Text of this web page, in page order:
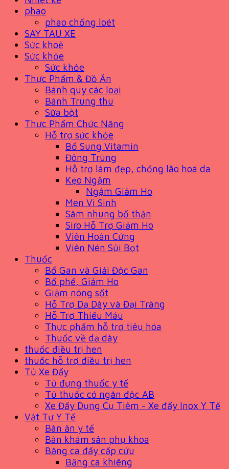
phao
phao chống loét
SAY TAU XE
Sức khoẻ
Sức khỏe
Sức khỏe
Thực Phẩm & Đồ Ăn
Bánh quy các loại
Bánh Trung thu
Sữa bột
Thực Phẩm Chức Năng
Hỗ trợ sức khỏe
Bổ Sung Vitamin
Đông Trùng
Hỗ trợ làm đẹp, chống lão hoá da
Kẹo Ngậm
Ngậm Giảm Ho
Men Vi Sinh
Sâm nhung bổ thận
Siro Hỗ Trợ Giảm Ho
Viên Hoàn Cứng
Viên Nén Sủi Bọt
Thuốc
Bổ Gan và Giải Độc Gan
Bổ phế, Giảm Ho
Giảm nóng sốt
Hỗ Trợ Dạ Dày và Đại Tràng
Hỗ Trợ Thiếu Máu
Thực phẩm hỗ trợ tiêu hóa
Thuốc về dạ dày
thuốc điều trị hen
thuốc hỗ trợ điều trị hen
Tủ Xe Đẩy
Tủ đựng thuốc y tế
Tủ thuốc có ngăn độc AB
Xe Đẩy Dụng Cụ Tiêm - Xe đẩy Inox Y Tế
Vật Tư Y Tế
Bàn ăn y tế
Bàn khám sản phụ khoa
Băng ca đẩy cấp cứu
Băng ca khiêng